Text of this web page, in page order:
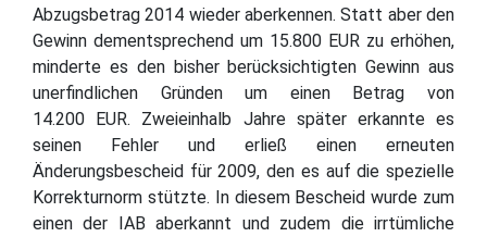
Abzugsbetrag 2014 wieder aberkennen. Statt aber den
Gewinn dementsprechend um 15.800 EUR zu erhöhen,
minderte es den bisher berücksichtigten Gewinn aus
unerfindlichen Gründen um einen Betrag von
14.200 EUR. Zweieinhalb Jahre später erkannte es
seinen Fehler und erließ einen erneuten
Änderungsbescheid für 2009, den es auf die spezielle
Korrekturnorm stützte. In diesem Bescheid wurde zum
einen der IAB aberkannt und zudem die irrtümliche